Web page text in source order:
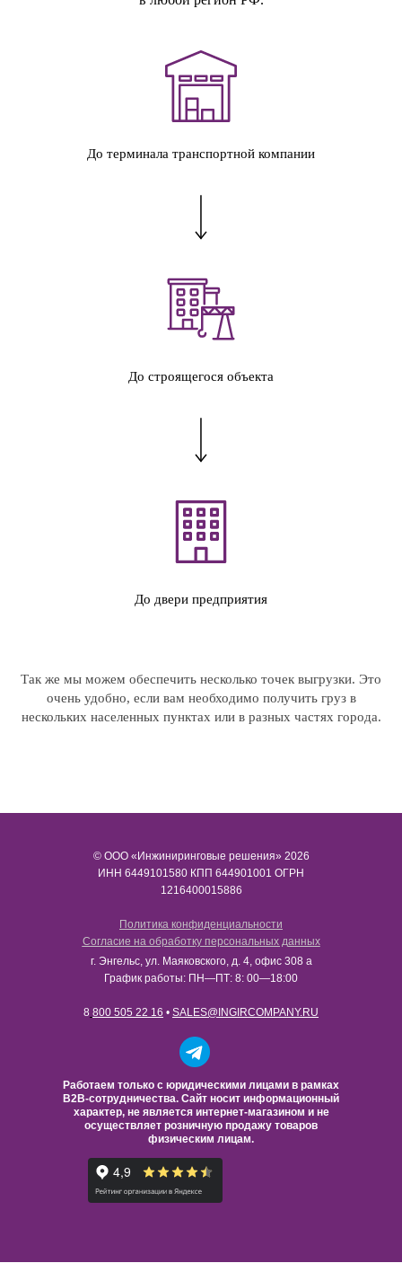
До терминала транспортной компании
До строящегося объекта
До двери предприятия
Так же мы можем обеспечить несколько точек выгрузки. Это
очень удобно, если вам необходимо получить груз в
нескольких населенных пунктах или в разных частях города.
© ООО «Инжиниринговые решения» 2026
ИНН​​​​​​​ 6449101580 КПП 644901001 ОГРН
1216400015886
Политика конфиденциальности
Согласие на обработку персональных данных
Работаем только с юридическими лицами в рамках
B2B-сотрудничества. Сайт носит информационный
характер, не является интернет-магазином и не
осуществляет розничную продажу товаров
физическим лицам.
г. Энгельс, ул. Маяковского, д. 4, офис 308 а
График работы: ПН—ПТ: 8: 00—18:00
8 800 505 22 16 • SALES@INGIRCOMPANY.RU